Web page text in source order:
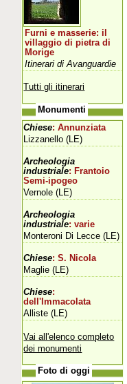
Furni e masserie: il
villaggio di pietra di
Morige
Itinerari di Avanguardie
Tutti gli itinerari
Monumenti
Chiese: Annunziata
Lizzanello (LE)
Archeologia
industriale: Frantoio
Semi-ipogeo
Vernole (LE)
Archeologia
industriale: varie
Monteroni Di Lecce (LE)
Chiese: S. Nicola
Maglie (LE)
Chiese:
dell'Immacolata
Alliste (LE)
Vai all'elenco completo
dei monumenti
Foto di oggi